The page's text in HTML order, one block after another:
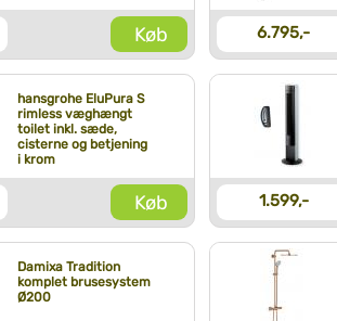
Køb 6.795,-
hansgrohe EluPura S
rimless væghængt
toilet inkl. sæde,
cisterne og betjening
i krom
Køb 1.599,-
Damixa Tradition
komplet brusesystem
Ø200